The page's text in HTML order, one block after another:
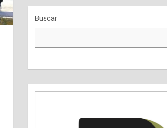
Buscar